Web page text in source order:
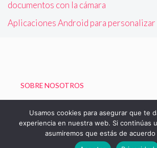
documentos con la cámara
Aplicaciones Android para personalizar
SOBRE NOSOTROS
Usamos cookies para asegurar que te
experiencia en nuestra web. Si continúas
asumiremos que estás de